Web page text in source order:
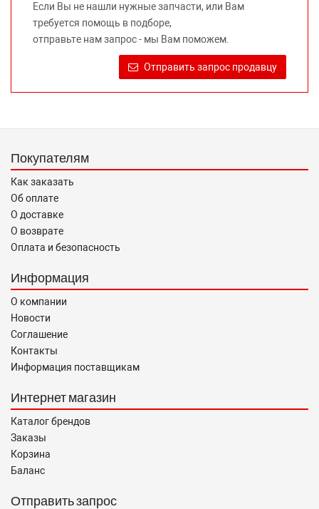
предлагаемых к продаже запасных частей для
автомобилей и их производителей, не нарушает права
правообладателей указанных товарных знаков.
Требование предоставлять покупателю необходимую и
достоверную информацию о товаре, предлагаемом к
«О защите прав потребителей».
Если Вы не нашли нужные запчасти, или Вам
требуется помощь в подборе,
отправьте нам запрос - мы Вам поможем.
Отправить запрос продавцу
Покупателям
Как заказать
Об оплате
О доставке
О возврате
Оплата и безопасность
Информация
О компании
Новости
Соглашение
Контакты
Информация поставщикам
Интернет магазин
Каталог брендов
Заказы
Корзина
Баланс
Отправить запрос